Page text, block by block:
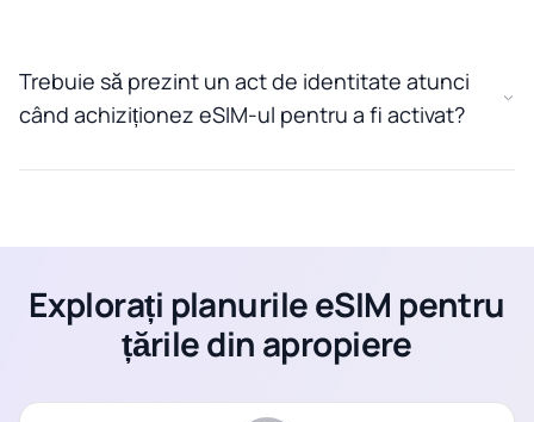
Trebuie să prezint un act de identitate atunci
când achiziționez eSIM-ul pentru a fi activat?
Explorați planurile eSIM pentru
țările din apropiere